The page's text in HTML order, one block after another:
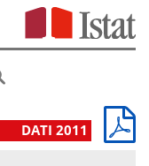
DATI 2011